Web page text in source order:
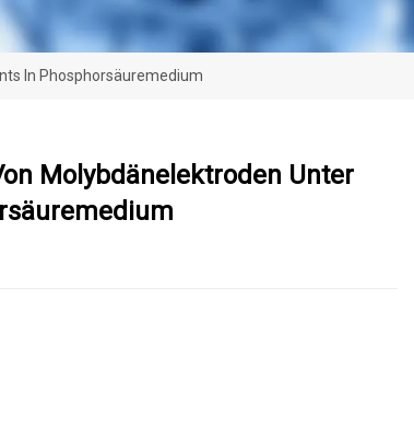
In Phosphorsäuremedium
Molybdänelektroden Unter